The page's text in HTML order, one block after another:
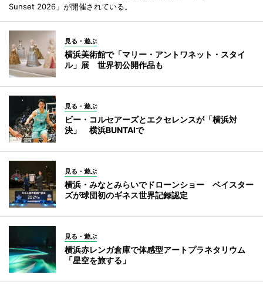
Sunset 2026」が開催されている。
見る・遊ぶ
横浜美術館で「マリー・アントワネット・スタイ
ル」展 世界初公開作品も
見る・遊ぶ
ビー・コルセアーズとエクセレンスが「横浜対
決」 横浜BUNTAIで
見る・遊ぶ
横浜・みなとみらいでドローンショー ベイスター
ズが球団初のギネス世界記録認定
見る・遊ぶ
横浜赤レンガ倉庫で体感型アートプラネタリウム
「星空を旅する」